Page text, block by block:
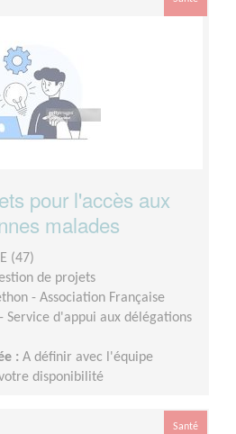
pour l'accès aux
malades
(47)
de projets
- Association Française
Service d'appui aux délégations
: A définir avec l'équipe
disponibilité
Santé